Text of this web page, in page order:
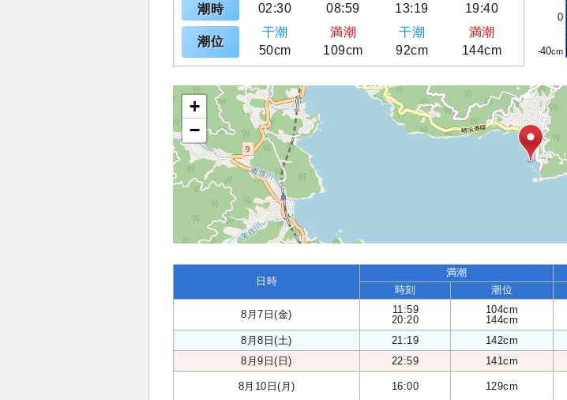
潮時 02:30 08:59 13:19 19:40
潮位
干潮 満潮 干潮
満潮
50cm
109cm 92cm 144cm
0
-40
+
−
日時
満潮
時刻 潮位
8月7日(金)
11:59
20:20
104cm
144cm
8月8日(土) 21:19 142cm
8月9日(日)
22:59 141cm
8月10日(月) 16:00 129cm